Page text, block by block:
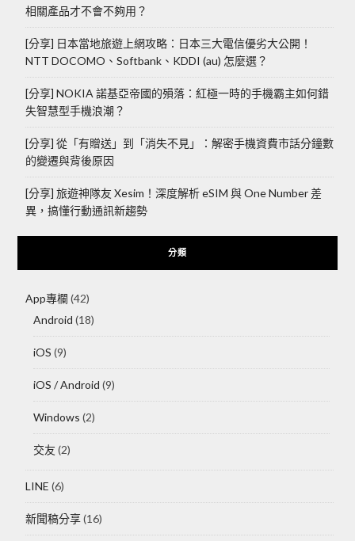
相關產品才不會不夠用？
[分享] 日本當地旅遊上網攻略：日本三大電信優劣大公開！
NTT DOCOMO、Softbank、KDDI (au) 怎麼選？
[分享] NOKIA 諾基亞帝國的殞落：紅極一時的手機霸主如何錯
失智慧型手機浪潮？
[分享] 從「有贈送」到「消失不見」：解密手機資費市話分鐘數
的變遷與背後原因
[分享] 旅遊神隊友 Xesim！深度解析 eSIM 與 One Number 差
異，搞懂行動通訊新趨勢
分類
App專欄 (42)
Android (18)
iOS (9)
iOS / Android (9)
Windows (2)
交友 (2)
LINE (6)
新聞稿分享(16)